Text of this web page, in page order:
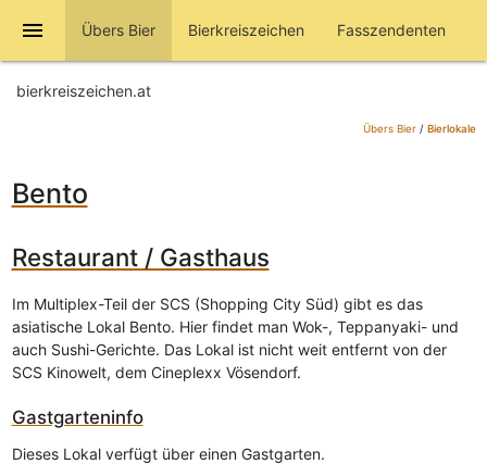
menu Übers Bier Bierkreiszeichen Fasszendenten
bierkreiszeichen.at
Übers Bier/ Bierlokale
Bento
Restaurant / Gasthaus
Im Multiplex-Teil der SCS (Shopping City Süd) gibt es das
asiatische Lokal Bento. Hier findet man Wok-, Teppanyaki- und
auch Sushi-Gerichte. Das Lokal ist nicht weit entfernt von der
SCS Kinowelt, dem Cineplexx Vösendorf.
Gastgarteninfo
Dieses Lokal verfügt über einen Gastgarten.